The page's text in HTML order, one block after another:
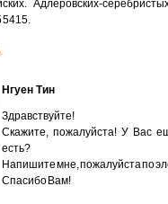
Адлеровских-
Нгуен Тин
Здравствуйте!
Скажите, пожалуйста! У Вас
есть?
Напишите мне, пожалуйста по
Cпасибо Вам!